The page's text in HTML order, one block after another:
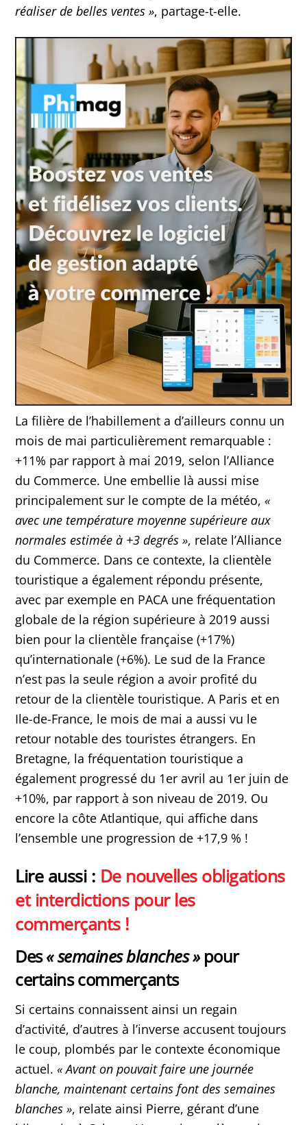
réaliser de belles ventes », partage-t-elle.
La filière de l’habillement a d’ailleurs connu un
mois de mai particulièrement remarquable :
+11% par rapport à mai 2019, selon l’Alliance
du Commerce. Une embellie là aussi mise
principalement sur le compte de la météo,«
avec une température moyenne supérieure aux
normales estimée à +3 degrés », relate l’Alliance
du Commerce. Dans ce contexte, la clientèle
touristique a également répondu présente,
avec par exemple en PACA une fréquentation
globale de la région supérieure à 2019 aussi
bien pour la clientèle française (+17%)
qu’internationale (+6%). Le sud de la France
n’est pas la seule région a avoir profité du
retour de la clientèle touristique. A Paris et en
Ile-de-France, le mois de mai a aussi vu le
retour notable des touristes étrangers. En
Bretagne, la fréquentation touristique a
également progressé du 1er avril au 1er juin de
+10%, par rapport à son niveau de 2019. Ou
encore la côte Atlantique, qui affiche dans
l’ensemble une progression de +17,9 % !
Lire aussi : De nouvelles obligations
et interdictions pour les
commerçants !
Des«semaines blanches»pour
certains commerçants
Si certains connaissent ainsi un regain
d’activité, d’autres à l’inverse accusent toujours
le coup, plombés par le contexte économique
actuel.« Avant on pouvait faire une journée
blanche, maintenant certains font des semaines
blanches », relate ainsi Pierre, gérant d’une